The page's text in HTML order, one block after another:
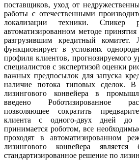
поставщиков, уход от
работы с отечественными
локализации техники. Спикер
автоматизированном методе
разгрузившим кредитный комитет.
функционирует в условиях
профиля клиентов, прогнозируемого
специалистов с экспертизой оценки
важных предпосылок для запуска
наличие потока типовых сделок.
лизингового конвейера в
введено Роботизированное
позволяющее сократить
клиента с одного-двух дней
принимается роботом, все
проходят в автоматизированном
лизингового конвейера является
стандартизированное решение по